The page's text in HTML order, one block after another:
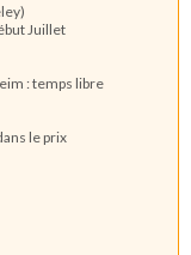
Juillet
: temps libre
le prix